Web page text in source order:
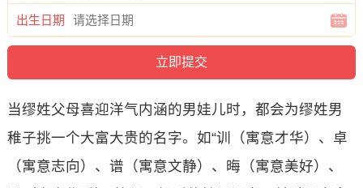
出生日期
当缪姓父母喜迎洋气内涵的男娃儿时，都会为缪姓男
稚子挑一个大富大贵的名字。如“训（寓意才华）、卓
（寓意志向）、谱（寓意文静）、晦（寓意美好）、